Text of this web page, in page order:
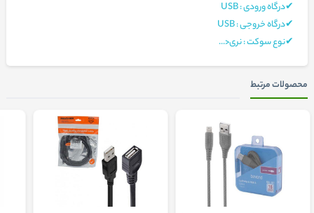
✔درگاه ورودی : USB
✔درگاه خروجی : USB
✔نوع سوکت : نری<...
محصولات مرتبط